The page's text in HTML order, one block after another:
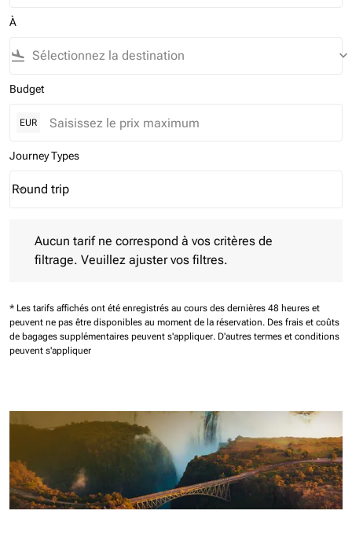
À
flight_land keyboard_arrow_down
Budget
EUR
Journey Types
Journey Types option Round trip Selected
Round trip
keyboard_arrow_down
Aucun tarif ne correspond à vos critères de
filtrage. Veuillez ajuster vos filtres.
* Les tarifs affichés ont été enregistrés au cours des dernières 48 heures et
peuvent ne pas être disponibles au moment de la réservation. Des frais et coûts
de bagages supplémentaires peuvent s'appliquer. D'autres termes et conditions
peuvent s'appliquer